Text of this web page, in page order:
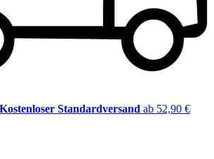
Standardversand ab 52,90 €